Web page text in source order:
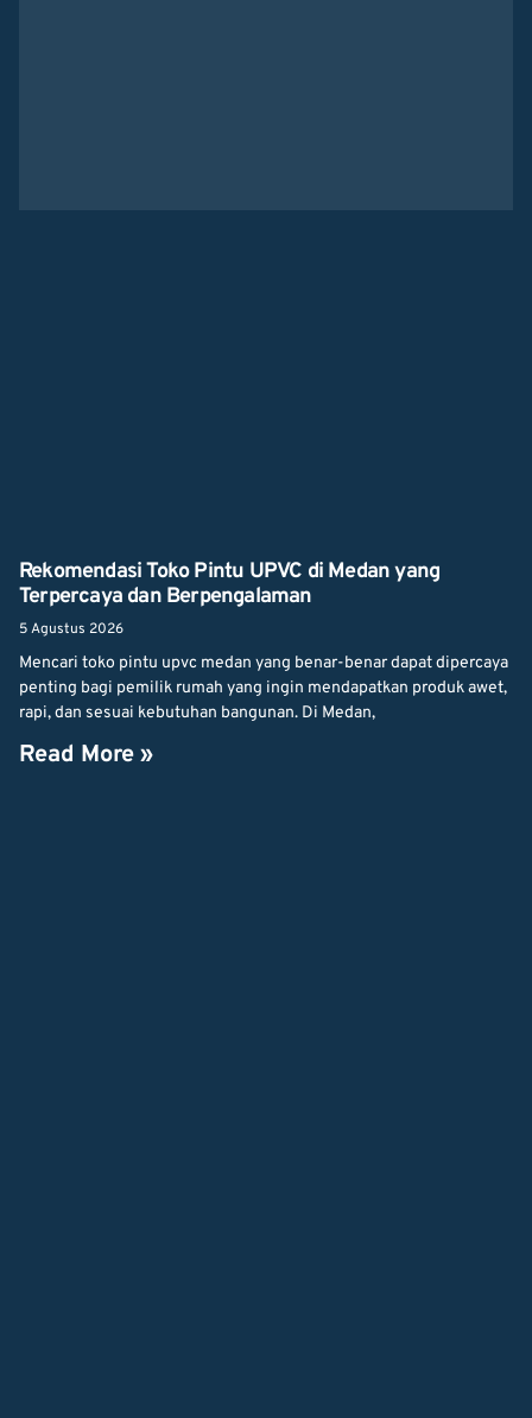
Rekomendasi Toko Pintu UPVC di Medan yang
Terpercaya dan Berpengalaman
5 Agustus 2026
Mencari toko pintu upvc medan yang benar-benar dapat dipercaya
penting bagi pemilik rumah yang ingin mendapatkan produk awet,
rapi, dan sesuai kebutuhan bangunan. Di Medan,
Read More »